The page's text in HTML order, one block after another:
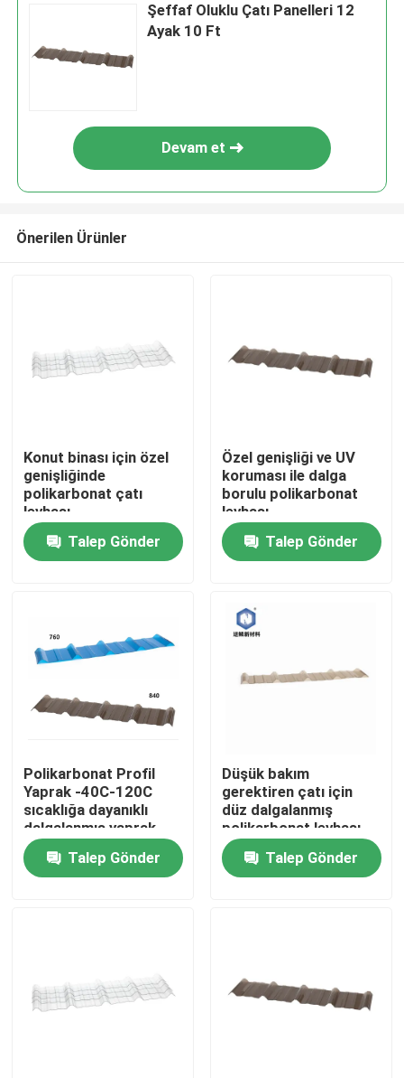
Ana sayfa
VİDEOLAR
Hakkımızda
Fabrika turu
Kalite kontrol
Tüm servis talepleri
Şeffaf Oluklu Çatı Panelleri 12
Ayak 10 Ft
Devam et
Önerilen Ürünler
Konut binası için özel
genişliğinde
polikarbonat çatı
levhası
Talep Gönder
Özel genişliği ve UV
koruması ile dalga
borulu polikarbonat
levhası
Talep Gönder
Polikarbonat Profil
Yaprak -40C-120C
sıcaklığa dayanıklı
dalgalanmış yaprak
Talep Gönder
Düşük bakım
gerektiren çatı için
düz dalgalanmış
polikarbonat levhası
Talep Gönder